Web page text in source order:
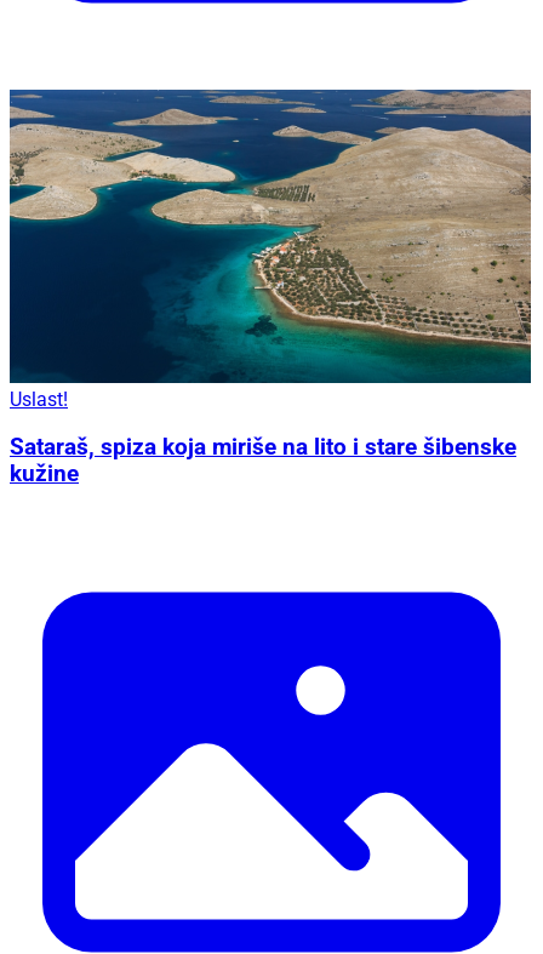
Uslast!
Sataraš, spiza koja miriše na lito i stare šibenske
kužine